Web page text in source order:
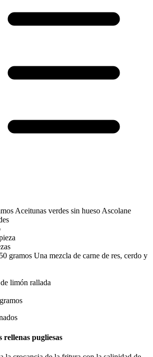
Aceitunas verdes sin hueso Ascolane
gramos Una mezcla de carne de res, cerdo y
limón rallada
pugliesas